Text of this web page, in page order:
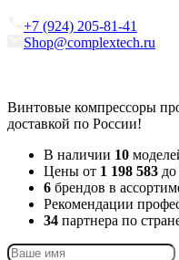
+7 (924) 205-81-41
Shop@complextech.ru
Винтовые компрессоры
доставкой по России!
В наличии 10
Цены от 1 198 583 до
6 брендов в
Рекомендации
34 партнера по